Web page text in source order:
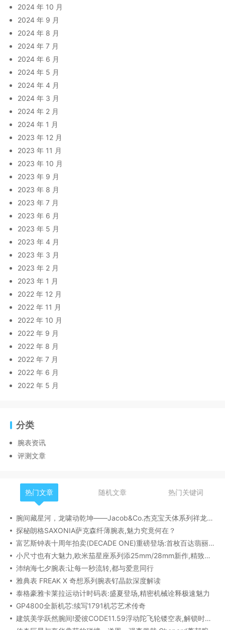
2024 年 10 月
2024 年 9 月
2024 年 8 月
2024 年 7 月
2024 年 6 月
2024 年 5 月
2024 年 4 月
2024 年 3 月
2024 年 2 月
2024 年 1 月
2023 年 12 月
2023 年 11 月
2023 年 10 月
2023 年 9 月
2023 年 8 月
2023 年 7 月
2023 年 6 月
2023 年 5 月
2023 年 4 月
2023 年 3 月
2023 年 2 月
2023 年 1 月
2022 年 12 月
2022 年 11 月
2022 年 10 月
2022 年 9 月
2022 年 8 月
2022 年 7 月
2022 年 6 月
2022 年 5 月
分类
腕表资讯
评测文章
热门文章 随机文章 热门关键词
腕间藏星河，龙啸动乾坤——Jacob&Co.杰克宝天体系列祥龙款艺术腕表解析
探秘朗格SAXONIA萨克森纤薄腕表,魅力究竟何在？
富艺斯钟表十周年拍卖(DECADE ONE)重磅登场:首枚百达翡丽1518精钢腕表领衔呈献
小尺寸也有大魅力,欧米茄星座系列添25mm/28mm新作,精致感拉满
沛纳海七夕腕表:让每一秒流转,都与爱意同行
雅典表 FREAK X 奇想系列腕表钌晶款深度解读​
泰格豪雅卡莱拉运动计时码表:盛夏登场,精密机械诠释极速魅力
GP4800全新机芯:续写1791机芯艺术传奇
建筑美学跃然腕间!爱彼CODE11.59浮动陀飞轮镂空表,解锁时间律动新形态